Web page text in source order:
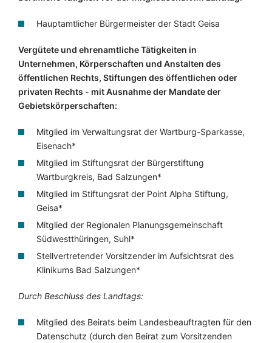
Hauptamtlicher Bürgermeister der Stadt Geisa
Vergütete und ehrenamtliche Tätigkeiten in
Unternehmen, Körperschaften und Anstalten des
öffentlichen Rechts, Stiftungen des öffentlichen oder
privaten Rechts - mit Ausnahme der Mandate der
Gebietskörperschaften:
Mitglied im Verwaltungsrat der Wartburg-Sparkasse,
Eisenach*
Mitglied im Stiftungsrat der Bürgerstiftung
Wartburgkreis, Bad Salzungen*
Mitglied im Stiftungsrat der Point Alpha Stiftung,
Geisa*
Mitglied der Regionalen Planungsgemeinschaft
Südwestthüringen, Suhl*
Stellvertretender Vorsitzender im Aufsichtsrat des
Klinikums Bad Salzungen*
Durch Beschluss des Landtags:
Mitglied des Beirats beim Landesbeauftragten für den
Datenschutz (durch den Beirat zum Vorsitzenden